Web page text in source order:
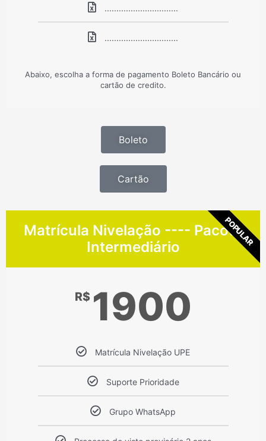
...............................
...............................
Abaixo, escolha a forma de pagamento Boleto Bancário ou
cartão de credito.
Boleto
Cartão
Matrícula Nivelação ---- Pacote
Intermediário
R$ 1900
Matrícula Nivelação UPE
Suporte Prioridade
Grupo WhatsApp
POPULAR